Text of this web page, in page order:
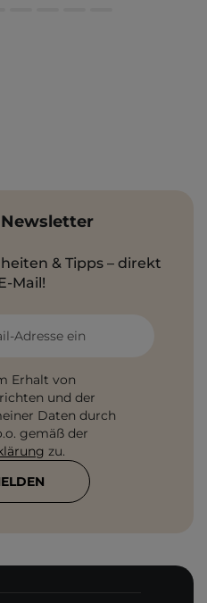
& Tipps – direkt
Mail!
Adresse ein
Erhalt von
und der
Daten durch
gemäß der
zu.